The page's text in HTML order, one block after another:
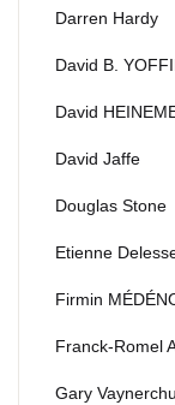
Darren Hardy
David B.
David
David Jaffe
Douglas Stone
Etienne
Firmin
Franck-Romel
Gary